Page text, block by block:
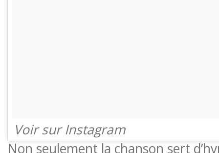
Voir sur Instagram
Non seulement la chanson sert